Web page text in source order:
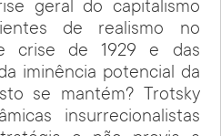
geral do capitalismo
de realismo no
crise de 1929 e das
iminência potencial da
se mantém? Trotsky
insurrecionalistas